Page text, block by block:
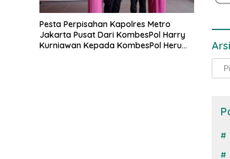
Pesta Perpisahan Kapolres Metro
Jakarta Pusat Dari KombesPol Harry
Kurniawan Kepada KombesPol Heru
Arsip